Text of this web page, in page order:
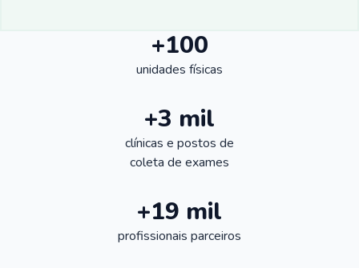
+100
unidades físicas
+3 mil
clínicas e postos de
coleta de exames
+19 mil
profissionais parceiros